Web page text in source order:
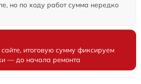
но по ходу работ сумма нередко
итоговую сумму фиксируем
— до начала ремонта